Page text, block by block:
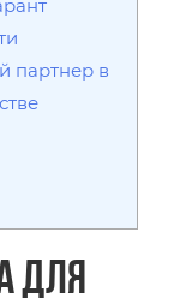
партнер в
для